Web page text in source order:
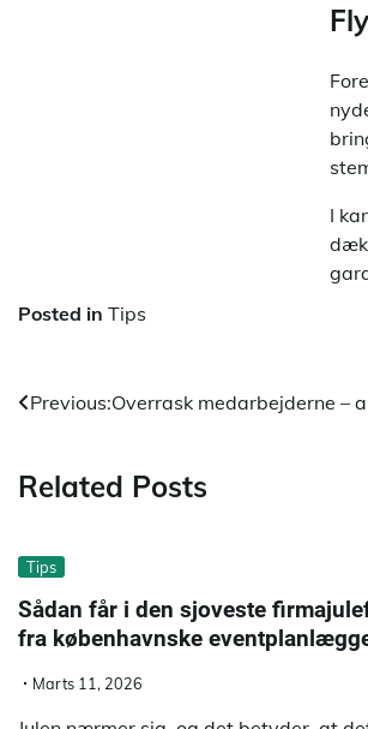
I
Posted in Tips
Indlægsnavigation
Previous:Overrask medarbejderne –
Related Posts
Tips
Sådan får i den sjoveste
fra københavnske
Marts 11, 2026